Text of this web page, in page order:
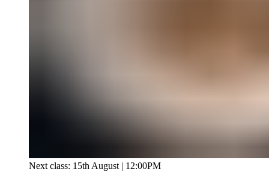
Next class: 15th August | 12:00PM